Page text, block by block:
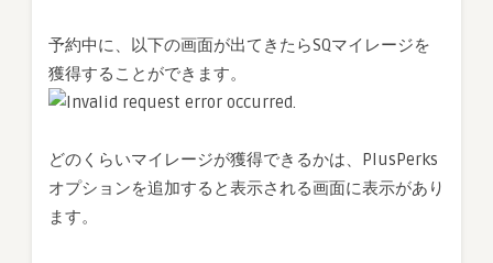
予約中に、以下の画面が出てきたらSQマイレージを
獲得することができます。
どのくらいマイレージが獲得できるかは、PlusPerks
オプションを追加すると表示される画面に表示があり
ます。